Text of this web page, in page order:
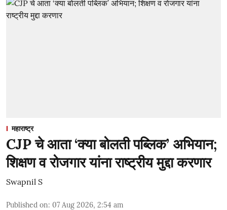
महाराष्ट्र
CJP चे आता ‘क्या बोलती पब्लिक’ अभियान;
शिक्षण व रोजगार यांना राष्ट्रीय मुद्दा करणार
Swapnil S
Published on: 07 Aug 2026, 2:54 am